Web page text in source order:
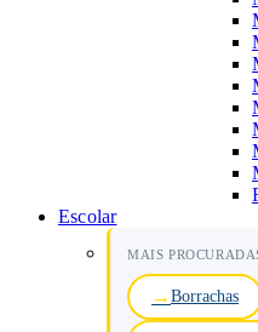
Escolar
MAIS
Borrachas